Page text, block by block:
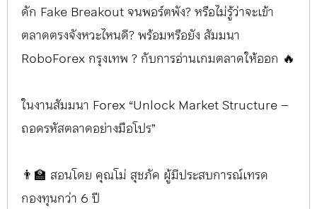
ดัก Fake Breakout จนพอร์ตพัง? หรือไม่รู้ว่าจะเข้า
ตลาดตรงจังหวะไหนดี? พร้อมหรือยัง สัมมนา
RoboForex กรุงเทพ ? กับการอ่านเกมตลาดให้ออก 🔥
ในงานสัมมนา Forex “Unlock Market Structure –
ถอดรหัสตลาดอย่างมือโปร”
👨‍🏫 สอนโดย คุณโม่ สุชภัค ผู้มีประสบการณ์เทรด
กองทุนกว่า 6 ปี